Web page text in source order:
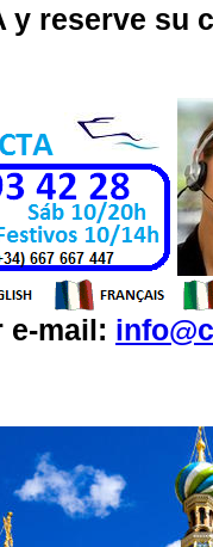
y reserve su
e-mail: